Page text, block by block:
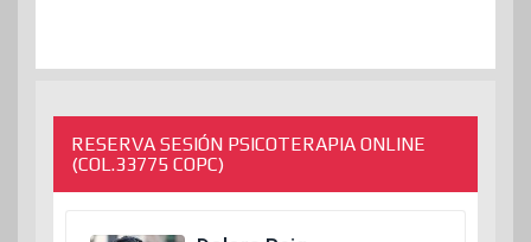
RESERVA SESIÓN PSICOTERAPIA ONLINE
(COL.33775 COPC)